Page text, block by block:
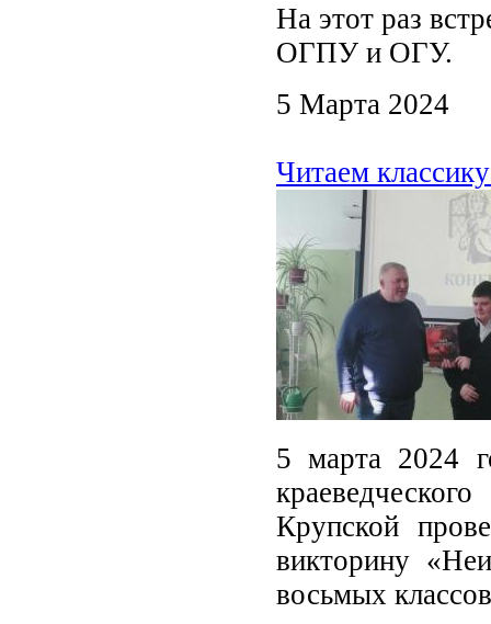
На этот раз
ОГПУ и ОГУ.
5 Марта 2024
Читаем
5 марта 2024
Крупской
викторину
восьмых